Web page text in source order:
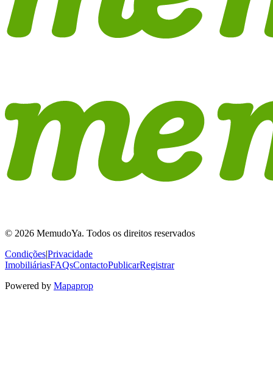
© 2026 MemudoYa. Todos os direitos reservados
Condições|Privacidade
ImobiliáriasFAQsContactoPublicarRegistrar
Powered by Mapaprop